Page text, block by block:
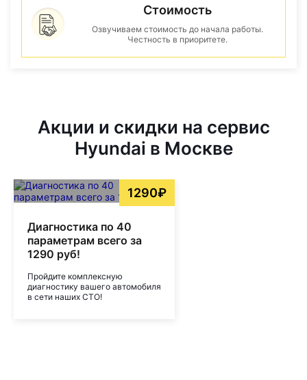
Стоимость
Озвучиваем стоимость до начала работы.
Честность в приоритете.
Акции и скидки на сервис
Hyundai в Москве
1290₽
Диагностика по 40
параметрам всего за
1290 руб!
Пройдите комплексную
диагностику вашего автомобиля
в сети наших СТО!